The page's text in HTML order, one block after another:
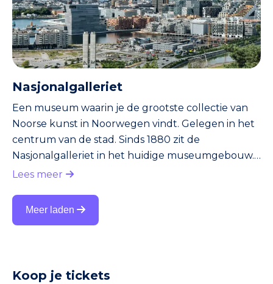
Nasjonalgalleriet
Een museum waarin je de grootste collectie van
Noorse kunst in Noorwegen vindt. Gelegen in het
centrum van de stad. Sinds 1880 zit de
Nasjonalgalleriet in het huidige museumgebouw.
Daarvoor bestond de collectie al langer, maar had
werk in het museum is het schilderij De Schreeuw
van de Noorse schilder Edvard Munch. Overigens
Lees meer
Meer laden
Koop je tickets